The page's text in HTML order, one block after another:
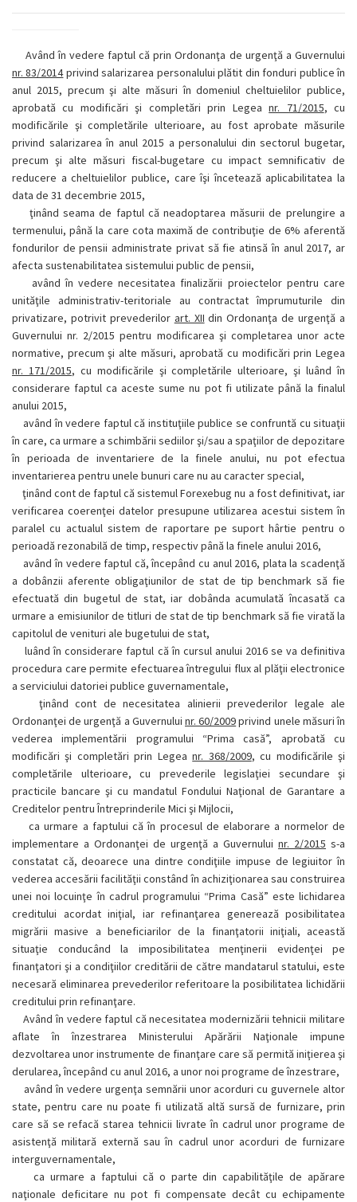
Având în vedere faptul că prin Ordonanţa de urgenţă a Guvernului
nr. 83/2014privind salarizarea personalului plătit din fonduri publice în
anul 2015, precum şi alte măsuri în domeniul cheltuielilor publice,
aprobată cu modificări şi completări prin Legeanr. 71/2015, cu
modificările şi completările ulterioare, au fost aprobate măsurile
privind salarizarea în anul 2015 a personalului din sectorul bugetar,
precum şi alte măsuri fiscal-bugetare cu impact semnificativ de
reducere a cheltuielilor publice, care îşi încetează aplicabilitatea la
data de 31 decembrie 2015,
ţinând seama de faptul că neadoptarea măsurii de prelungire a
termenului, până la care cota maximă de contribuţie de 6% aferentă
fondurilor de pensii administrate privat să fie atinsă în anul 2017, ar
afecta sustenabilitatea sistemului public de pensii,
având în vedere necesitatea finalizării proiectelor pentru care
unităţile administrativ-teritoriale au contractat împrumuturile din
privatizare, potrivit prevederilor art. XII din Ordonanţa de urgenţă a
Guvernului nr. 2/2015 pentru modificarea şi completarea unor acte
normative, precum şi alte măsuri, aprobată cu modificări prin Legea
nr. 171/2015, cu modificările şi completările ulterioare, şi luând în
considerare faptul ca aceste sume nu pot fi utilizate până la finalul
anului 2015,
având în vedere faptul că instituţiile publice se confruntă cu situaţii
în care, ca urmare a schimbării sediilor şi/sau a spaţiilor de depozitare
în perioada de inventariere de la finele anului, nu pot efectua
inventarierea pentru unele bunuri care nu au caracter special,
ţinând cont de faptul că sistemul Forexebug nu a fost definitivat, iar
verificarea coerenţei datelor presupune utilizarea acestui sistem în
paralel cu actualul sistem de raportare pe suport hârtie pentru o
perioadă rezonabilă de timp, respectiv până la finele anului 2016,
având în vedere faptul că, începând cu anul 2016, plata la scadenţă
a dobânzii aferente obligaţiunilor de stat de tip benchmark să fie
efectuată din bugetul de stat, iar dobânda acumulată încasată ca
urmare a emisiunilor de titluri de stat de tip benchmark să fie virată la
capitolul de venituri ale bugetului de stat,
luând în considerare faptul că în cursul anului 2016 se va definitiva
procedura care permite efectuarea întregului flux al plăţii electronice
a serviciului datoriei publice guvernamentale,
ţinând cont de necesitatea alinierii prevederilor legale ale
Ordonanţei de urgenţă a Guvernului nr. 60/2009privind unele măsuri în
vederea implementării programului “Prima casă”, aprobată cu
modificări şi completări prin Legeanr. 368/2009, cu modificările şi
completările ulterioare, cu prevederile legislaţiei secundare şi
practicile bancare şi cu mandatul Fondului Naţional de Garantare a
Creditelor pentru Întreprinderile Mici şi Mijlocii,
ca urmare a faptului că în procesul de elaborare a normelor de
implementare a Ordonanţei de urgenţă a Guvernului nr. 2/2015 s-a
constatat că, deoarece una dintre condiţiile impuse de legiuitor în
vederea accesării facilităţii constând în achiziţionarea sau construirea
unei noi locuinţe în cadrul programului “Prima Casă” este lichidarea
creditului acordat iniţial, iar refinanţarea generează posibilitatea
migrării masive a beneficiarilor de la finanţatorii iniţiali, această
situaţie conducând la imposibilitatea menţinerii evidenţei pe
finanţatori şi a condiţiilor creditării de către mandatarul statului, este
necesară eliminarea prevederilor referitoare la posibilitatea lichidării
creditului prin refinanţare.
Având în vedere faptul că necesitatea modernizării tehnicii militare
aflate în înzestrarea Ministerului Apărării Naţionale impune
dezvoltarea unor instrumente de finanţare care să permită iniţierea şi
derularea, începând cu anul 2016, a unor noi programe de înzestrare,
având în vedere urgenţa semnării unor acorduri cu guvernele altor
state, pentru care nu poate fi utilizată altă sursă de furnizare, prin
care să se refacă starea tehnicii livrate în cadrul unor programe de
asistenţă militară externă sau în cadrul unor acorduri de furnizare
interguvernamentale,
ca urmare a faptului că o parte din capabilităţile de apărare
naţionale deficitare nu pot fi compensate decât cu echipamente